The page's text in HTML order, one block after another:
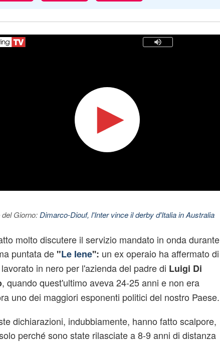
del Giorno: Dimarco-Diouf, l'Inter vince il derby d'Italia in Australia
molto discutere il servizio mandato in onda durante
puntata de "Le Iene'': un ex operaio ha affermato di
in nero per l'azienda del padre di Luigi Di
, quando quest'ultimo aveva 24-25 anni e non era
uno dei maggiori esponenti politici del nostro Paese.
dichiarazioni, indubbiamente, hanno fatto scalpore,
perché sono state rilasciate a 8-9 anni di distanza